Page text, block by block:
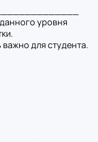
уровня
важно для студента.